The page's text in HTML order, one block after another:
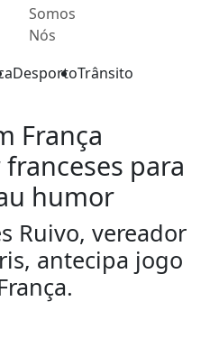
Somos
Nós
DesportoTrânsito
França
para
humor
Ruivo, vereador
antecipa jogo